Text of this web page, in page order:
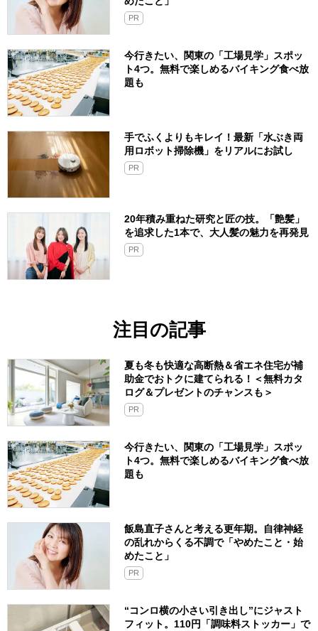
PR
今行きたい、関東の「工場見学」スポッ
ト4つ。無料で楽しめるバイキング食べ放
題も
手でふくよりもキレイ！最新「水ぶき両
用ロボット掃除機」をリアルにお試し
PR
20年積み重ねた研究と匠の技。「艶髪」
を追求した1本で、大人髪の魅力を再発見
PR
注目の記事
夏も冬も快適な高断熱＆省エネ住宅が補
助金でおトクに建てられる！＜無料カタ
ログ＆プレゼントのチャンスも＞
PR
今行きたい、関東の「工場見学」スポッ
ト4つ。無料で楽しめるバイキング食べ放
題も
飯島直子さんと考える更年期。自律神経
の乱れからくる不調で「やめたこと・始
めたこと」
PR
“コンロ横の小さい引き出し”にジャスト
フィット。110円「調味料ストッカー」で